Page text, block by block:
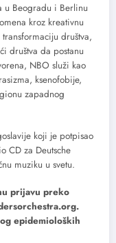
u Beogradu i Berlinu
kroz kreativnu
društva,
društva da postanu
NBO služi kao
ksenofobije,
zapadnog
koji je potpisao
CD za Deutsche
muziku u svetu.
prijavu preko
epidemioloških